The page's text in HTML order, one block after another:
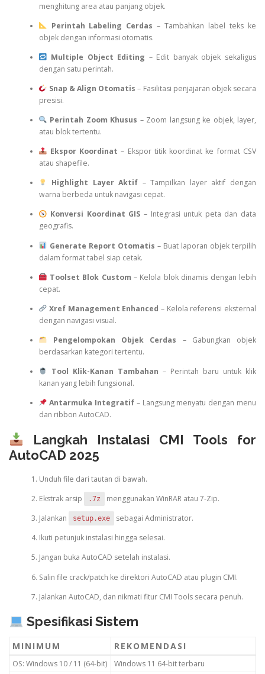
menghitung area atau panjang objek.
Perintah Labeling Cerdas – Tambahkan label teks ke
objek dengan informasi otomatis.
Multiple Object Editing – Edit banyak objek sekaligus
dengan satu perintah.
Snap & Align Otomatis – Fasilitasi penjajaran objek secara
presisi.
Perintah Zoom Khusus – Zoom langsung ke objek, layer,
atau blok tertentu.
Ekspor Koordinat – Ekspor titik koordinat ke format CSV
atau shapefile.
Highlight Layer Aktif – Tampilkan layer aktif dengan
warna berbeda untuk navigasi cepat.
Konversi Koordinat GIS – Integrasi untuk peta dan data
geografis.
Generate Report Otomatis – Buat laporan objek terpilih
dalam format tabel siap cetak.
Toolset Blok Custom – Kelola blok dinamis dengan lebih
cepat.
Xref Management Enhanced – Kelola referensi eksternal
dengan navigasi visual.
Pengelompokan Objek Cerdas – Gabungkan objek
berdasarkan kategori tertentu.
Tool Klik-Kanan Tambahan – Perintah baru untuk klik
kanan yang lebih fungsional.
Antarmuka Integratif – Langsung menyatu dengan menu
dan ribbon AutoCAD.
Langkah Instalasi CMI Tools for
AutoCAD 2025
Unduh file dari tautan di bawah.
Ekstrak arsip
.7z
menggunakan WinRAR atau 7-Zip.
Jalankan
setup.exe
sebagai Administrator.
Ikuti petunjuk instalasi hingga selesai.
Jangan buka AutoCAD setelah instalasi.
Salin file crack/patch ke direktori AutoCAD atau plugin CMI.
Jalankan AutoCAD, dan nikmati fitur CMI Tools secara penuh.
Spesifikasi Sistem
MINIMUM REKOMENDASI
OS: Windows 10 / 11 (64-bit) Windows 11 64-bit terbaru